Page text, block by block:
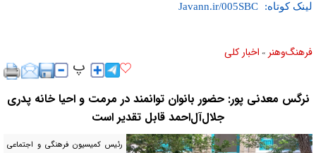
لینک کوتاه:
فرهنگ‌و‌هنر » اخبار كلی
نرگس معدنی پور: حضور بانوان توانمند در مرمت و احیا خانه پدری
جلال‌آل‌احمد قابل تقدیر است
رئیس کمیسیون فرهنگی و اجتماعی